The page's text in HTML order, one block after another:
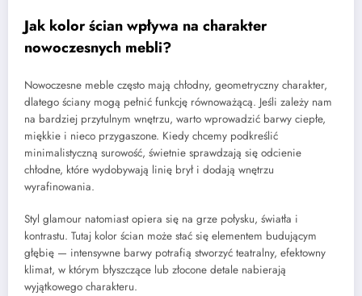
Jak kolor ścian wpływa na charakter
nowoczesnych mebli?
Nowoczesne meble często mają chłodny, geometryczny charakter,
dlatego ściany mogą pełnić funkcję równoważącą. Jeśli zależy nam
na bardziej przytulnym wnętrzu, warto wprowadzić barwy ciepłe,
miękkie i nieco przygaszone. Kiedy chcemy podkreślić
minimalistyczną surowość, świetnie sprawdzają się odcienie
chłodne, które wydobywają linię brył i dodają wnętrzu
wyrafinowania.
Styl glamour natomiast opiera się na grze połysku, światła i
kontrastu. Tutaj kolor ścian może stać się elementem budującym
głębię — intensywne barwy potrafią stworzyć teatralny, efektowny
klimat, w którym błyszczące lub złocone detale nabierają
wyjątkowego charakteru.